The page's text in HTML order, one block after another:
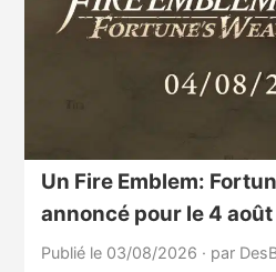
Un Fire Emblem:
annoncé pour le 4
Publié le 03/08/2026 · par